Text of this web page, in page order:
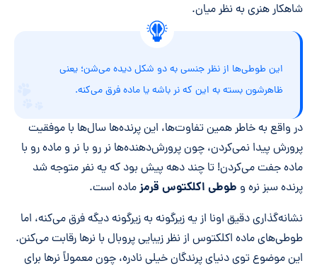
شاهکار هنری به نظر میان.
این طوطی‌ها از نظر جنسی به دو شکل دیده می‌شن؛ یعنی
ظاهرشون بسته به این که نر باشه یا ماده فرق می‌کنه.
در واقع به خاطر همین تفاوت‌ها، این پرنده‌ها سال‌ها با موفقیت
پرورش پیدا نمی‌کردن، چون پرورش‌دهنده‌ها نر رو با نر و ماده رو با
ماده جفت می‌کردن! تا چند دهه پیش بود که یه نفر متوجه شد
پرنده‌ سبز نره و طوطی اکلکتوس قرمزماده است.
نشانه‌گذاری دقیق اونا از یه زیرگونه به زیرگونه دیگه فرق می‌کنه، اما
طوطی‌های ماده اکلکتوس از نظر زیبایی پروبال با نرها رقابت می‌کنن.
این موضوع توی دنیای پرندگان خیلی نادره، چون معمولاً نرها برای